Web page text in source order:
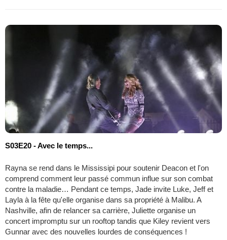
S03E20 - Avec le temps...
Rayna se rend dans le Mississipi pour soutenir Deacon et l'on
comprend comment leur passé commun influe sur son combat
contre la maladie… Pendant ce temps, Jade invite Luke, Jeff et
Layla à la fête qu'elle organise dans sa propriété à Malibu. A
Nashville, afin de relancer sa carrière, Juliette organise un
concert impromptu sur un rooftop tandis que Kiley revient vers
Gunnar avec des nouvelles lourdes de conséquences !